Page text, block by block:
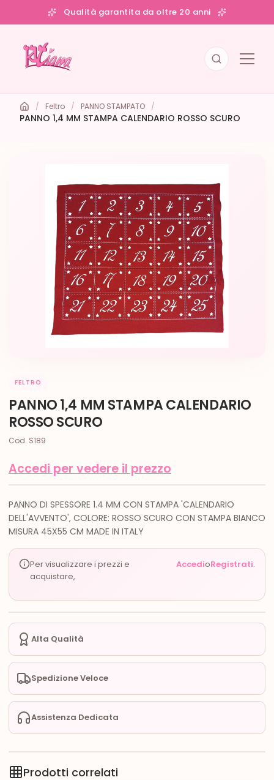
Qualità garantita da oltre 20 anni
/ Feltro / PANNO STAMPATO /
PANNO 1,4 MM STAMPA CALENDARIO ROSSO SCURO
FELTRO
PANNO 1,4 MM STAMPA CALENDARIO
ROSSO SCURO
Cod. S189
Accedi per vedere il prezzo
PANNO DI SPESSORE 1.4 MM CON STAMPA 'CALENDARIO
DELL'AVVENTO', COLORE: ROSSO SCURO CON STAMPA BIANCO
MISURA 45X55 CM MADE IN ITALY
Per visualizzare i prezzi e
acquistare,
AccedioRegistrati.
Alta Qualità
Spedizione Veloce
Assistenza Dedicata
Prodotti correlati